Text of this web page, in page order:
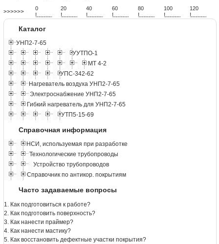
>>>>>> 0
!...................
20
!...................
40
!...................
60
!...................
80
!...................
100
!...................
120
!...................
Каталог
УНП2-7-65
УУТПО-1
МТ 4-2
УПС-342-62
Нагреватель воздуха УНП2-7-65
Электроснабжение УНП2-7-65
Гибкий нагреватель для УНП2-7-65
УТП5-15-69
Справочная информация
НСИ, используемая при разработке
Технологические трубопроводы
Устройство трубопроводов
Справочник по антикор. покрытиям
Часто задаваемые вопросы
1. Как подготовиться к работе?
2. Как подготовить поверхность?
3. Как нанести праймер?
4. Как нанести мастику?
5. Как восстановить дефектные участки покрытия?